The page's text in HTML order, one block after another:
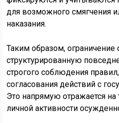
для возможного смягчения
наказания.
Таким образом,
структурированную
строгого соблюдения
согласования действий с
Это напрямую отражается
личной активности